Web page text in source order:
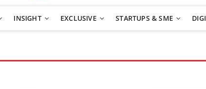
INSIGHT EXCLUSIVE STARTUPS & SME